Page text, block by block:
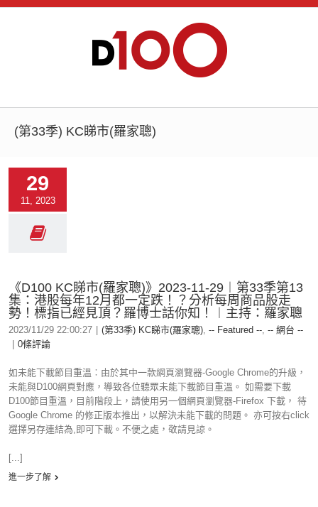
(第33季) KC睇市(羅家聰)
29
11, 2023
《D100 KC睇市(羅家聰)》2023-11-29︱第33季第13
集：港股每年12月都一定跌！？分析每周商品股走
勢！標指已經見頂？羅博士話你知！︱主持：羅家聰
2023/11/29 22:00:27 (第33季) KC睇市(羅家聰), -- Featured --, -- 網台 --
0條評論
如未能下載節目重溫︰由於其中一款網頁瀏覽器-Google Chrome的升級，
未能與D100網頁對應，導致各位聽眾未能下載節目重溫。 如需要下載
D100節目重溫，目前階段上，請使用另一個網頁瀏覽器-Firefox 下載， 待
Google Chrome 的修正版本推出，以解決未能下載的問題。 亦可按右click
選擇另存連結為,即可下載。不便之處，敬請見諒。
[...]
進一步了解